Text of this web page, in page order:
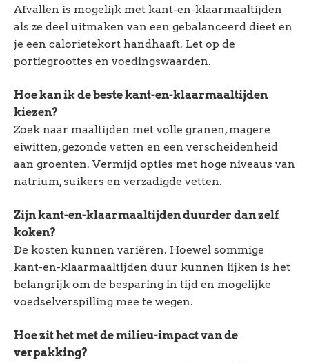
Afvallen is mogelijk met kant-en-klaarmaaltijden
als ze deel uitmaken van een gebalanceerd dieet en
je een calorietekort handhaaft. Let op de
portiegroottes en voedingswaarden.
Hoe kan ik de beste kant-en-klaarmaaltijden
kiezen?
Zoek naar maaltijden met volle granen, magere
eiwitten, gezonde vetten en een verscheidenheid
aan groenten. Vermijd opties met hoge niveaus van
natrium, suikers en verzadigde vetten.
Zijn kant-en-klaarmaaltijden duurder dan zelf
koken?
De kosten kunnen variëren. Hoewel sommige
kant-en-klaarmaaltijden duur kunnen lijken is het
belangrijk om de besparing in tijd en mogelijke
voedselverspilling mee te wegen.
Hoe zit het met de milieu-impact van de
verpakking?